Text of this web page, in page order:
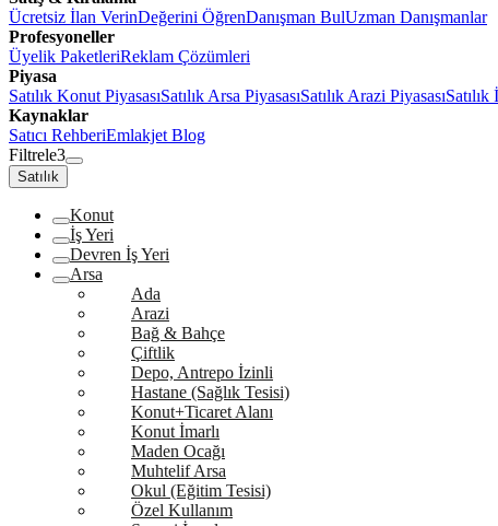
Ücretsiz İlan VerinDeğerini ÖğrenDanışman BulUzman Danışmanlar
Profesyoneller
Üyelik PaketleriReklam Çözümleri
Piyasa
Satılık Konut PiyasasıSatılık Arsa PiyasasıSatılık Arazi PiyasasıSatılık
Kaynaklar
Satıcı RehberiEmlakjet Blog
Filtrele3
Satılık
Konut
İş Yeri
Devren İş Yeri
Arsa
Ada
Arazi
Bağ & Bahçe
Çiftlik
Depo, Antrepo İzinli
Hastane (Sağlık Tesisi)
Konut+Ticaret Alanı
Konut İmarlı
Maden Ocağı
Muhtelif Arsa
Okul (Eğitim Tesisi)
Özel Kullanım